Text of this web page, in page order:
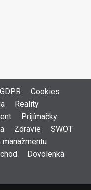
GDPR
Cookies
Reality
Prijímačky
Zdravie
SWOT
manažmentu
Dovolenka